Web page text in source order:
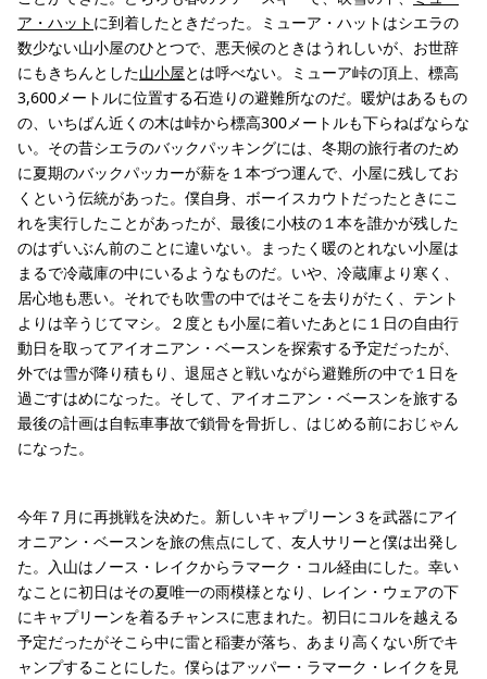
ア・ハット に到着したときだった。ミューア・ハットはシエラの
数少ない山小屋のひとつで、悪天候のときはうれしいが、お世辞
にもきちんとした山小屋とは呼べない。ミューア峠の頂上、標高
3,600メートルに位置する石造りの避難所なのだ。暖炉はあるもの
の、いちばん近くの木は峠から標高300メートルも下らねばならな
い。その昔シエラのバックパッキングには、冬期の旅行者のため
に夏期のバックパッカーが薪を１本づつ運んで、小屋に残してお
くという伝統があった。僕自身、ボーイスカウトだったときにこ
れを実行したことがあったが、最後に小枝の１本を誰かが残した
のはずいぶん前のことに違いない。まったく暖のとれない小屋は
まるで冷蔵庫の中にいるようなものだ。いや、冷蔵庫より寒く、
居心地も悪い。それでも吹雪の中ではそこを去りがたく、テント
よりは辛うじてマシ。２度とも小屋に着いたあとに１日の自由行
動日を取ってアイオニアン・ベースンを探索する予定だったが、
外では雪が降り積もり、退屈さと戦いながら避難所の中で１日を
過ごすはめになった。そして、アイオニアン・ベースンを旅する
最後の計画は自転車事故で鎖骨を骨折し、はじめる前におじゃん
になった。
今年７月に再挑戦を決めた。新しいキャプリーン３を武器にアイ
オニアン・ベースンを旅の焦点にして、友人サリーと僕は出発し
た。入山はノース・レイクからラマーク・コル経由にした。幸い
なことに初日はその夏唯一の雨模様となり、レイン・ウェアの下
にキャプリーンを着るチャンスに恵まれた。初日にコルを越える
予定だったがそこら中に雷と稲妻が落ち、あまり高くない所でキ
ャンプすることにした。僕らはアッパー・ラマーク・レイクを見